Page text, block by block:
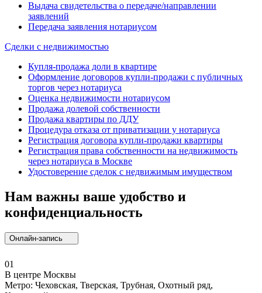
Выдача свидетельства о передаче/направлении
заявлений
Передача заявления нотариусом
Сделки с недвижимостью
Купля-продажа доли в квартире
Оформление договоров купли-продажи с публичных
торгов через нотариуса
Оценка недвижимости нотариусом
Продажа долевой собственности
Продажа квартиры по ДДУ
Процедура отказа от приватизации у нотариуса
Регистрация договора купли-продажи квартиры
Регистрация права собственности на недвижимость
через нотариуса в Москве
Удостоверение сделок с недвижимым имуществом
Нам важны ваше удобство и
конфиденциальность
Онлайн-запись
01
В центре Москвы
Метро: Чеховская, Тверская, Трубная, Охотный ряд,